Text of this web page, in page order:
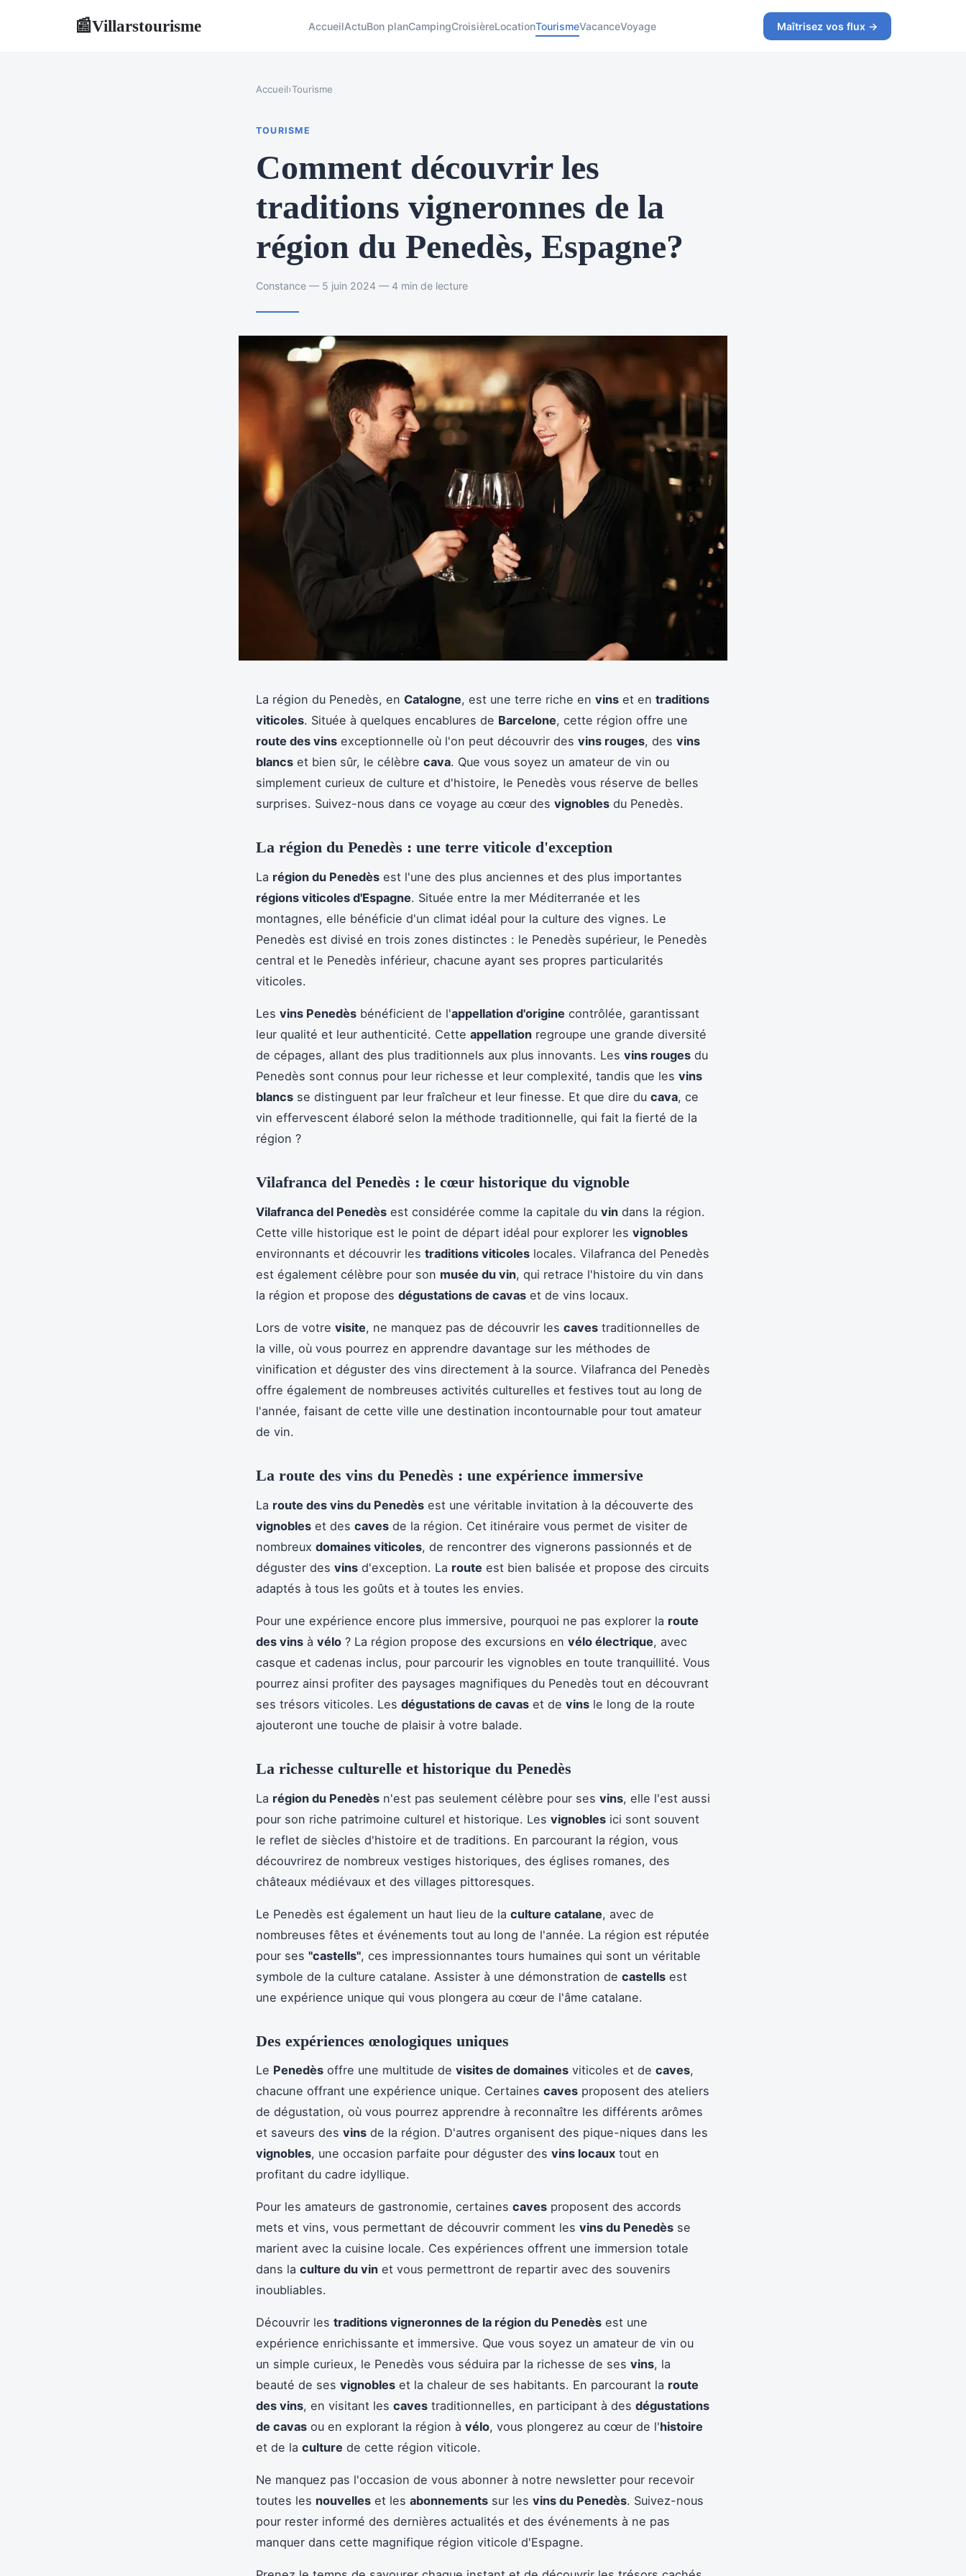
📰Villarstourisme AccueilActuBon planCampingCroisièreLocationTourismeVacanceVoyage Maîtrisez vos flux →
Accueil›Tourisme
TOURISME
Comment découvrir les
traditions vigneronnes de la
région du Penedès, Espagne?
Constance — 5 juin 2024 — 4 min de lecture
La région du Penedès, en Catalogne, est une terre riche en vins et en traditions
viticoles. Située à quelques encablures de Barcelone, cette région offre une
route des vins exceptionnelle où l'on peut découvrir des vins rouges, des vins
blancs et bien sûr, le célèbre cava. Que vous soyez un amateur de vin ou
simplement curieux de culture et d'histoire, le Penedès vous réserve de belles
surprises. Suivez-nous dans ce voyage au cœur des vignobles du Penedès.
La région du Penedès : une terre viticole d'exception
La région du Penedès est l'une des plus anciennes et des plus importantes
régions viticoles d'Espagne. Située entre la mer Méditerranée et les
montagnes, elle bénéficie d'un climat idéal pour la culture des vignes. Le
Penedès est divisé en trois zones distinctes : le Penedès supérieur, le Penedès
central et le Penedès inférieur, chacune ayant ses propres particularités
viticoles.
Les vins Penedès bénéficient de l'appellation d'origine contrôlée, garantissant
leur qualité et leur authenticité. Cette appellation regroupe une grande diversité
de cépages, allant des plus traditionnels aux plus innovants. Les vins rouges du
Penedès sont connus pour leur richesse et leur complexité, tandis que les vins
blancs se distinguent par leur fraîcheur et leur finesse. Et que dire du cava, ce
vin effervescent élaboré selon la méthode traditionnelle, qui fait la fierté de la
région ?
Vilafranca del Penedès : le cœur historique du vignoble
Vilafranca del Penedès est considérée comme la capitale du vin dans la région.
Cette ville historique est le point de départ idéal pour explorer les vignobles
environnants et découvrir les traditions viticoles locales. Vilafranca del Penedès
est également célèbre pour son musée du vin, qui retrace l'histoire du vin dans
la région et propose des dégustations de cavas et de vins locaux.
Lors de votre visite, ne manquez pas de découvrir les caves traditionnelles de
la ville, où vous pourrez en apprendre davantage sur les méthodes de
vinification et déguster des vins directement à la source. Vilafranca del Penedès
offre également de nombreuses activités culturelles et festives tout au long de
l'année, faisant de cette ville une destination incontournable pour tout amateur
de vin.
La route des vins du Penedès : une expérience immersive
La route des vins du Penedès est une véritable invitation à la découverte des
vignobles et des caves de la région. Cet itinéraire vous permet de visiter de
nombreux domaines viticoles, de rencontrer des vignerons passionnés et de
déguster des vins d'exception. La route est bien balisée et propose des circuits
adaptés à tous les goûts et à toutes les envies.
Pour une expérience encore plus immersive, pourquoi ne pas explorer la route
des vins à vélo ? La région propose des excursions en vélo électrique, avec
casque et cadenas inclus, pour parcourir les vignobles en toute tranquillité. Vous
pourrez ainsi profiter des paysages magnifiques du Penedès tout en découvrant
ses trésors viticoles. Les dégustations de cavas et de vins le long de la route
ajouteront une touche de plaisir à votre balade.
La richesse culturelle et historique du Penedès
La région du Penedès n'est pas seulement célèbre pour ses vins, elle l'est aussi
pour son riche patrimoine culturel et historique. Les vignobles ici sont souvent
le reflet de siècles d'histoire et de traditions. En parcourant la région, vous
découvrirez de nombreux vestiges historiques, des églises romanes, des
châteaux médiévaux et des villages pittoresques.
Le Penedès est également un haut lieu de la culture catalane, avec de
nombreuses fêtes et événements tout au long de l'année. La région est réputée
pour ses "castells", ces impressionnantes tours humaines qui sont un véritable
symbole de la culture catalane. Assister à une démonstration de castells est
une expérience unique qui vous plongera au cœur de l'âme catalane.
Des expériences œnologiques uniques
Le Penedès offre une multitude de visites de domaines viticoles et de caves,
chacune offrant une expérience unique. Certaines caves proposent des ateliers
de dégustation, où vous pourrez apprendre à reconnaître les différents arômes
et saveurs des vins de la région. D'autres organisent des pique-niques dans les
vignobles, une occasion parfaite pour déguster des vins locaux tout en
profitant du cadre idyllique.
Pour les amateurs de gastronomie, certaines caves proposent des accords
mets et vins, vous permettant de découvrir comment les vins du Penedès se
marient avec la cuisine locale. Ces expériences offrent une immersion totale
dans la culture du vin et vous permettront de repartir avec des souvenirs
inoubliables.
Découvrir les traditions vigneronnes de la région du Penedès est une
expérience enrichissante et immersive. Que vous soyez un amateur de vin ou
un simple curieux, le Penedès vous séduira par la richesse de ses vins, la
beauté de ses vignobles et la chaleur de ses habitants. En parcourant la route
des vins, en visitant les caves traditionnelles, en participant à des dégustations
de cavas ou en explorant la région à vélo, vous plongerez au cœur de l'histoire
et de la culture de cette région viticole.
Ne manquez pas l'occasion de vous abonner à notre newsletter pour recevoir
toutes les nouvelles et les abonnements sur les vins du Penedès. Suivez-nous
pour rester informé des dernières actualités et des événements à ne pas
manquer dans cette magnifique région viticole d'Espagne.